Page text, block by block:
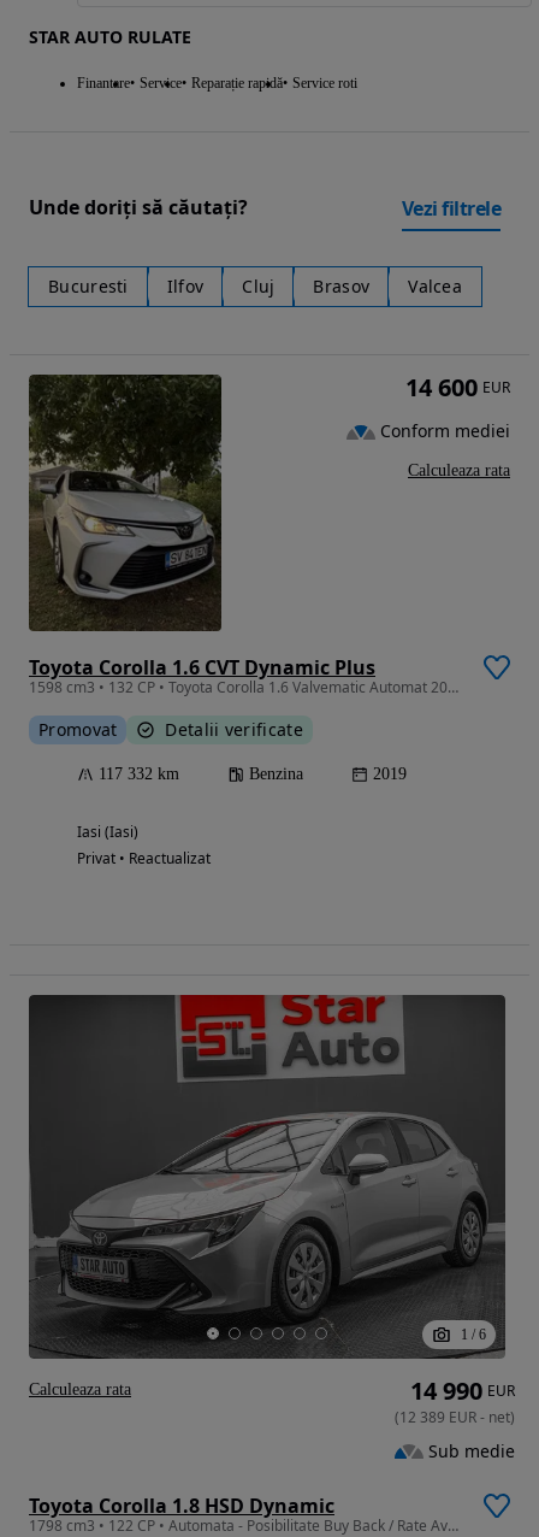
STAR AUTO RULATE
Finantare Service Reparație rapidă Service roti
Unde doriți să căutați? Vezi filtrele
Bucuresti Ilfov Cluj Brasov Valcea
Toyota Corolla 1.6 CVT Dynamic Plus
1598 cm3 • 132 CP • Toyota Corolla 1.6 Valvematic Automat 2020 Garantie
Promovat Detalii verificate
117 332 km Benzina 2019
Iasi (Iasi)
Privat • Reactualizat
14 600 EUR
Conform mediei
Calculeaza rata
1 / 6
Toyota Corolla 1.8 HSD Dynamic
1798 cm3 • 122 CP • Automata - Posibilitate Buy Back / Rate Avans 0% / Garantie 36 Luni
14 990 EUR
(12 389 EUR- net)
Sub medie
Calculeaza rata